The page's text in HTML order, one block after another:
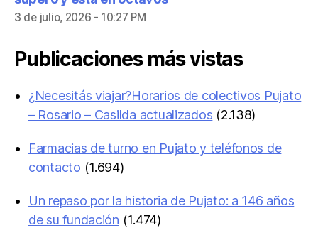
3 de julio, 2026 - 10:27 PM
Publicaciones más vistas
¿Necesitás viajar?Horarios de colectivos Pujato
– Rosario – Casilda actualizados (2.138)
Farmacias de turno en Pujato y teléfonos de
contacto (1.694)
Un repaso por la historia de Pujato: a 146 años
de su fundación (1.474)